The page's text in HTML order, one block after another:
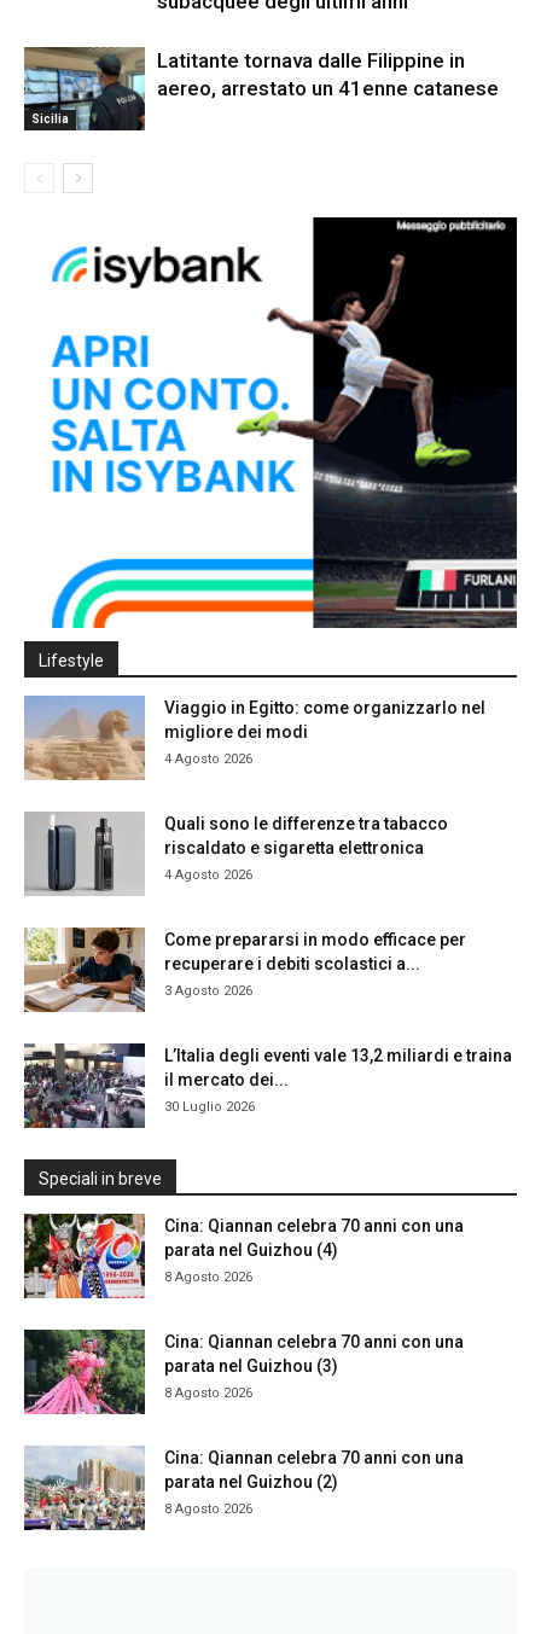
Sicilia
Latitante tornava dalle Filippine in
aereo, arrestato un 41enne catanese
Lifestyle
Viaggio in Egitto: come organizzarlo nel
migliore dei modi
4 Agosto 2026
Quali sono le differenze tra tabacco
riscaldato e sigaretta elettronica
4 Agosto 2026
Come prepararsi in modo efficace per
recuperare i debiti scolastici a...
3 Agosto 2026
L’Italia degli eventi vale 13,2 miliardi e traina
il mercato dei...
30 Luglio 2026
Speciali in breve
Cina: Qiannan celebra 70 anni con una
parata nel Guizhou (4)
8 Agosto 2026
Cina: Qiannan celebra 70 anni con una
parata nel Guizhou (3)
8 Agosto 2026
Cina: Qiannan celebra 70 anni con una
parata nel Guizhou (2)
8 Agosto 2026